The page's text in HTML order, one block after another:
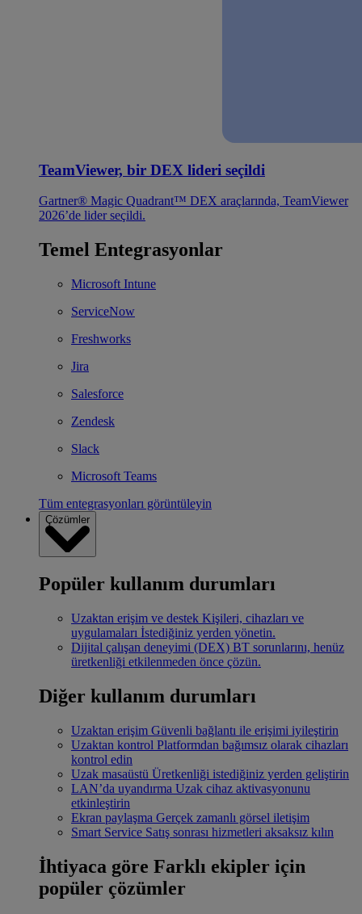
TeamViewer, bir DEX lideri seçildi
Gartner® Magic Quadrant™ DEX araçlarında, TeamViewer
2026’de lider seçildi.
Temel Entegrasyonlar
Microsoft Intune
ServiceNow
Freshworks
Jira
Salesforce
Zendesk
Slack
Microsoft Teams
Tüm entegrasyonları görüntüleyin
Çözümler
Popüler kullanım durumları
Uzaktan erişim ve destek Kişileri, cihazları ve
uygulamaları İstediğiniz yerden yönetin.
Dijital çalışan deneyimi (DEX) BT sorunlarını, henüz
üretkenliği etkilenmeden önce çözün.
Diğer kullanım durumları
Uzaktan erişim Güvenli bağlantı ile erişimi iyileştirin
Uzaktan kontrol Platformdan bağımsız olarak cihazları
kontrol edin
Uzak masaüstü Üretkenliği istediğiniz yerden geliştirin
LAN’da uyandırma Uzak cihaz aktivasyonunu
etkinleştirin
Ekran paylaşma Gerçek zamanlı görsel iletişim
Smart Service Satış sonrası hizmetleri aksaksız kılın
İhtiyaca göre Farklı ekipler için
popüler çözümler